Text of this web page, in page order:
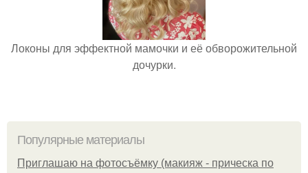
Локоны для эффектной мамочки и её обворожительной
дочурки.
Популярные материалы
Приглашаю на фотосъёмку (макияж - прическа по